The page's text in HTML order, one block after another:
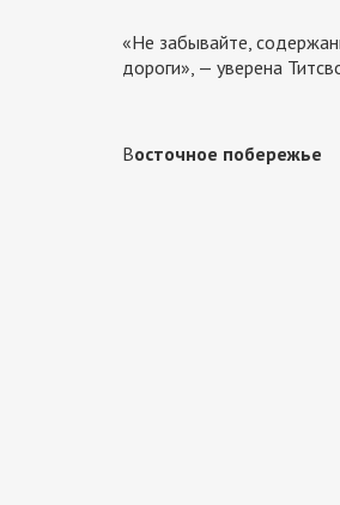
«Не забывайте,
дороги», — уверена
Восточное побережье